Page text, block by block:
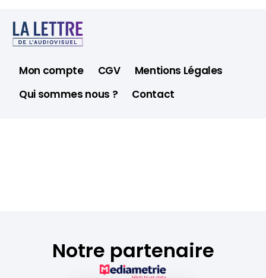
Mon compte CGV
Mentions Légales
Qui sommes nous ?
Contact
Notre partenaire